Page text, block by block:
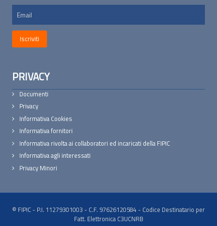
PRIVACY
Documenti
Privacy
Informativa Cookies
Informativa fornitori
Informativa rivolta ai collaboratori ed incaricati della FIPIC
Informativa agli interessati
Privacy Minori
© FIPIC - P.I. 11279301003 - C.F. 97626120584 - Codice Destinatario per
Fatt. Elettronica C3UCNRB